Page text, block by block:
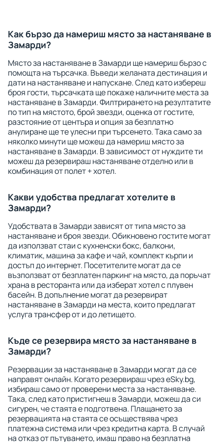
Как бързо да намериш място за настаняване в
Замарди?
Място за настаняване в Замарди ще намериш бързо с
помощта на търсачка. Въведи желаната дестинация и
дати на настаняване и напускане. След като избереш
броя гости, търсачката ще покаже наличните места за
настаняване в Замарди. Филтрирането на резултатите
по тип на мястото, брой звезди, оценка от гостите,
разстояние от центъра и опция за безплатно
анулиране ще те улесни при търсенето. Така само за
няколко минути ще можеш да намериш място за
настаняване в Замарди. В зависимост от нуждите ти
можеш да резервираш настаняване отделно или в
комбинация от полет + хотел.
Какви удобства предлагат хотелите в
Замарди?
Удобствата в Замарди зависят от типа място за
настаняване и броя звезди. Обикновено гостите могат
да използват стаи с кухненски бокс, балкони,
климатик, машина за кафе и чай, комплект кърпи и
достъп до интернет. Посетителите могат да се
възползват от безплатен паркинг на място, да поръчат
храна в ресторанта или да изберат хотел с плувен
басейн. В допълнение могат да резервират
настаняване в Замарди на места, които предлагат
услуга трансфер от и до летището.
Къде се резервира място за настаняване в
Замарди?
Резервации за настаняване в Замарди могат да се
направят онлайн. Когато резервираш чрез eSky.bg,
избираш само от проверени места за настаняване.
Така, след като пристигнеш в Замарди, можеш да си
сигурен, че стаята е подготвена. Плащането за
резервацията на стаята се осъществява чрез
платежна система или чрез кредитна карта. В случай
на отказ от пътуването, имаш право на безплатна